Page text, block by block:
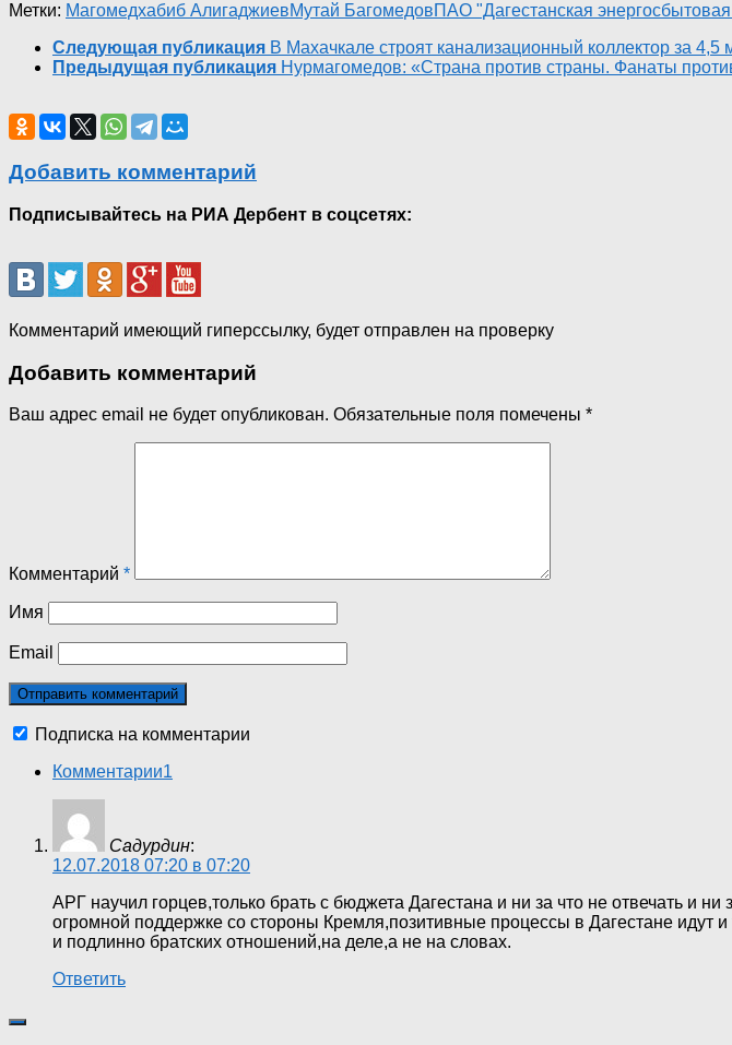
Метки: Магомедхабиб АлигаджиевМутай БагомедовПАО "Дагестанская
Следующая публикация В Махачкале строят канализационный коллектор за 4,5
Предыдущая публикация Нурмагомедов: «Страна против страны. Фанаты
Добавить комментарий
Подписывайтесь на РИА Дербент в соцсетях:
Комментарий имеющий гиперссылку, будет отправлен на проверку
Добавить комментарий
Ваш адрес email не будет опубликован. Обязательные поля помечены *
Комментарий *
Имя
Email
Подписка на комментарии
Комментарии1
Садурдин:
12.07.2018 07:20 в 07:20
АРГ научил горцев,только брать с бюджета Дагестана и ни за что не отвечать и
огромной поддержке со стороны Кремля,позитивные процессы в Дагестане идут
и подлинно братских отношений,на деле,а не на словах.
Ответить